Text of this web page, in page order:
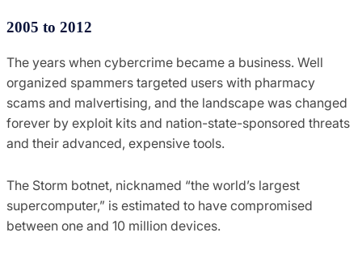
2005 to 2012
The years when cybercrime became a business. Well
organized spammers targeted users with pharmacy
scams and malvertising, and the landscape was changed
forever by exploit kits and nation-state-sponsored threats
and their advanced, expensive tools.
The Storm botnet, nicknamed “the world’s largest
supercomputer,” is estimated to have compromised
between one and 10 million devices.